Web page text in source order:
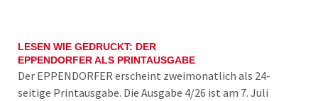
LESEN WIE GEDRUCKT: DER
EPPENDORFER ALS PRINTAUSGABE
Der EPPENDORFER erscheint zweimonatlich als 24-
seitige Printausgabe. Die Ausgabe 4/26 ist am 7. Juli